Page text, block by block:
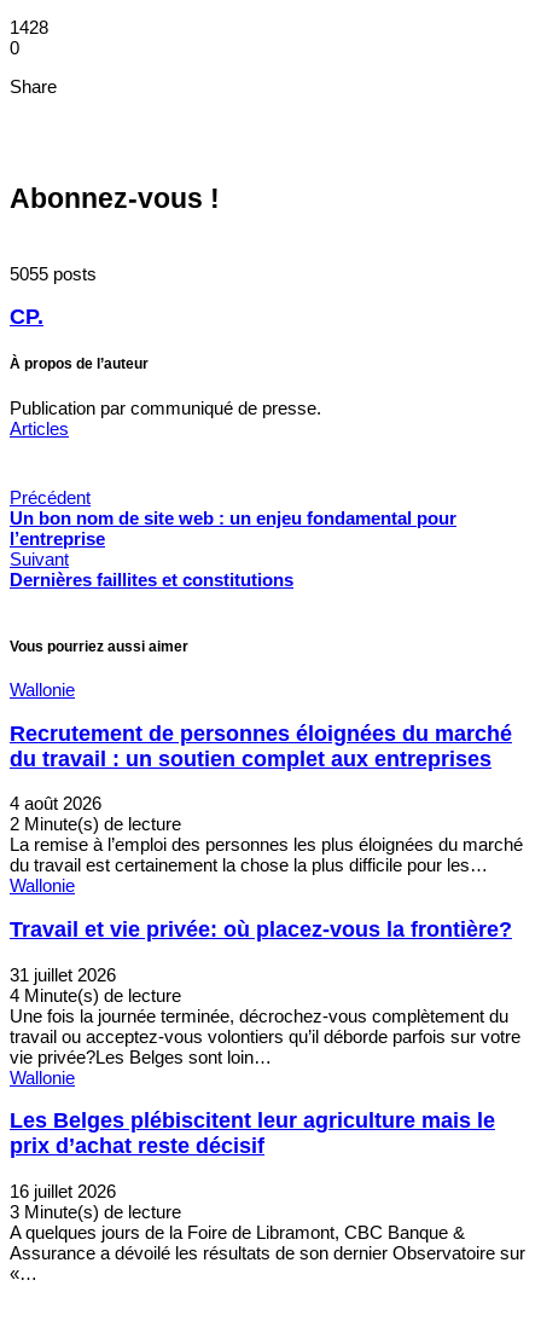
1428
0
Share
Abonnez-vous !
5055 posts
CP.
À propos de l’auteur
Publication par communiqué de presse.
Articles
Précédent
Un bon nom de site web : un enjeu fondamental pour
l’entreprise
Suivant
Dernières faillites et constitutions
Vous pourriez aussi aimer
Wallonie
Recrutement de personnes éloignées du marché
du travail : un soutien complet aux entreprises
4 août 2026
2 Minute(s) de lecture
La remise à l’emploi des personnes les plus éloignées du marché
du travail est certainement la chose la plus difficile pour les…
Wallonie
Travail et vie privée: où placez-vous la frontière?
31 juillet 2026
4 Minute(s) de lecture
Une fois la journée terminée, décrochez-vous complètement du
travail ou acceptez-vous volontiers qu’il déborde parfois sur votre
vie privée?Les Belges sont loin…
Wallonie
Les Belges plébiscitent leur agriculture mais le
prix d’achat reste décisif
16 juillet 2026
3 Minute(s) de lecture
A quelques jours de la Foire de Libramont, CBC Banque &
Assurance a dévoilé les résultats de son dernier Observatoire sur
«…